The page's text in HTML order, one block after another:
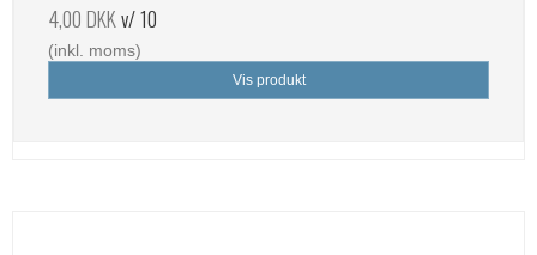
4,00 DKKv/ 10
(inkl. moms)
Vis produkt